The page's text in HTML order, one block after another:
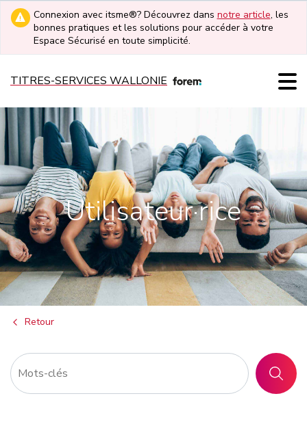
Connexion avec itsme®? Découvrez dans notre article, les
bonnes pratiques et les solutions pour accéder à votre
Espace Sécurisé en toute simplicité.
TITRES-SERVICES WALLONIE
Utilisateur·rice
Retour